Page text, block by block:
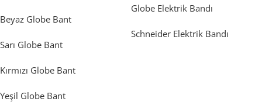
Beyaz Globe Bant
Sarı Globe Bant
Kırmızı Globe Bant
Yeşil Globe Bant
Globe Elektrik Bandı
Schneider Elektrik Bandı